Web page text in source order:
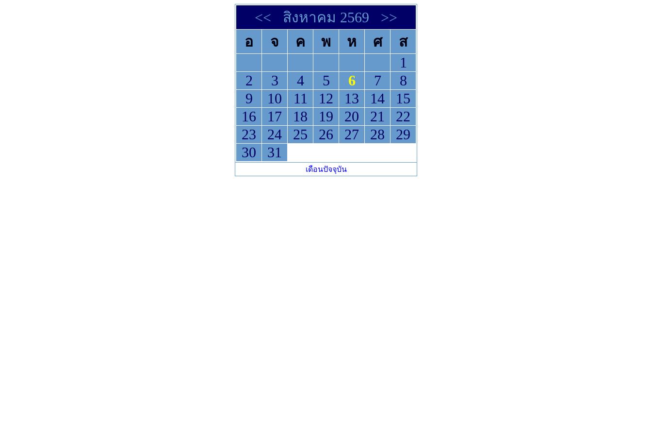
<< สิงหาคม 2569
>>
อ
จ ค พ ห ศ
ส
1
2
3 4 5 6 7
8
9
10 11 12 13 14
15
16
17 18 19 20 21
22
23
24 25 26 27 28
29
30
31
เดือนปัจจุบัน